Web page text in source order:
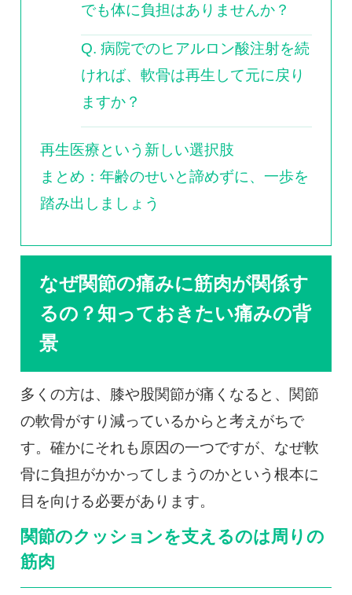
でも体に負担はありませんか？
Q. 病院でのヒアルロン酸注射を続
ければ、軟骨は再生して元に戻り
ますか？
再生医療という新しい選択肢
まとめ：年齢のせいと諦めずに、一歩を
踏み出しましょう
なぜ関節の痛みに筋肉が関係す
るの？知っておきたい痛みの背
景
多くの方は、膝や股関節が痛くなると、関節
の軟骨がすり減っているからと考えがちで
す。確かにそれも原因の一つですが、なぜ軟
骨に負担がかかってしまうのかという根本に
目を向ける必要があります。
関節のクッションを支えるのは周りの
筋肉